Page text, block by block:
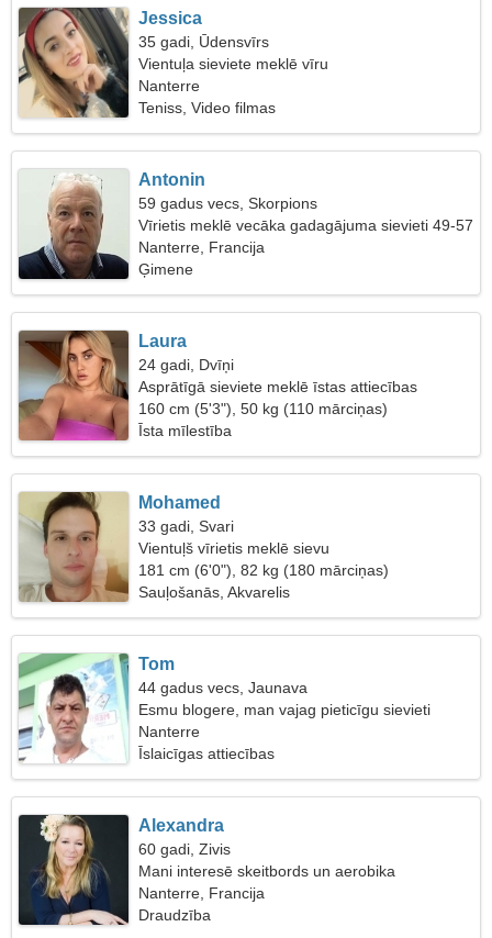
Jessica
35 gadi, Ūdensvīrs
Vientuļa sieviete meklē vīru
Nanterre
Teniss, Video filmas
Antonin
59 gadus vecs, Skorpions
Vīrietis meklē vecāka gadagājuma sievieti 49-57
Nanterre, Francija
Ģimene
Laura
24 gadi, Dvīņi
Asprātīgā sieviete meklē īstas attiecības
160 cm (5'3"), 50 kg (110 mārciņas)
Īsta mīlestība
Mohamed
33 gadi, Svari
Vientuļš vīrietis meklē sievu
181 cm (6'0"), 82 kg (180 mārciņas)
Sauļošanās, Akvarelis
Tom
44 gadus vecs, Jaunava
Esmu blogere, man vajag pieticīgu sievieti
Nanterre
Īslaicīgas attiecības
Alexandra
60 gadi, Zivis
Mani interesē skeitbords un aerobika
Nanterre, Francija
Draudzība